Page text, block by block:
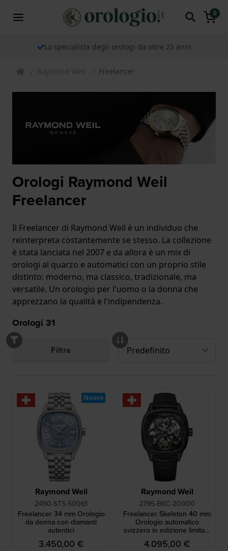
0
Lo specialista degli orologi da oltre 25 anni
Raymond Weil Freelancer
Orologi Raymond Weil
Freelancer
Il Freelancer di Raymond Weil è un individuo che
reinterpreta costantemente se stesso. La collezione
è stata lanciata nel 2007 e da allora è un mix di
orologi al quarzo e automatici con un proprio stile
distinto: moderno, ma classico, tradizionale, ma
versatile. Un orologio per l'uomo o la donna che
apprezzano la qualità e l'indipendenza.
Orologi 31
Filtra
Raymond Weil
2490-STS-50061
Freelancer 34 mm Orologio
da donna con diamanti
autentici
3.450,00 €
Nuovo
Raymond Weil
2795-BKC-20000
Freelancer Skeleton 40 mm
Orologio automatico
svizzero in edizione limitata
con quadrante scheletrato
4.095,00 €